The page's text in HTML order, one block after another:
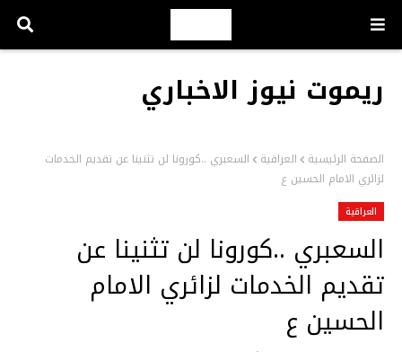
ريموت نيوز الاخباري
الصفحة الرئيسية العراقية
السعبري ..كورونا لن تثنينا عن تقديم الخدمات
لزائري الامام الحسين ع
العراقية
السعبري ..كورونا لن تثنينا عن
تقديم الخدمات لزائري الامام
الحسين ع